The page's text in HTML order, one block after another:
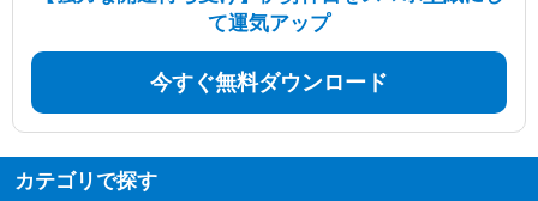
て運気アップ
今すぐ無料ダウンロード
カテゴリで探す